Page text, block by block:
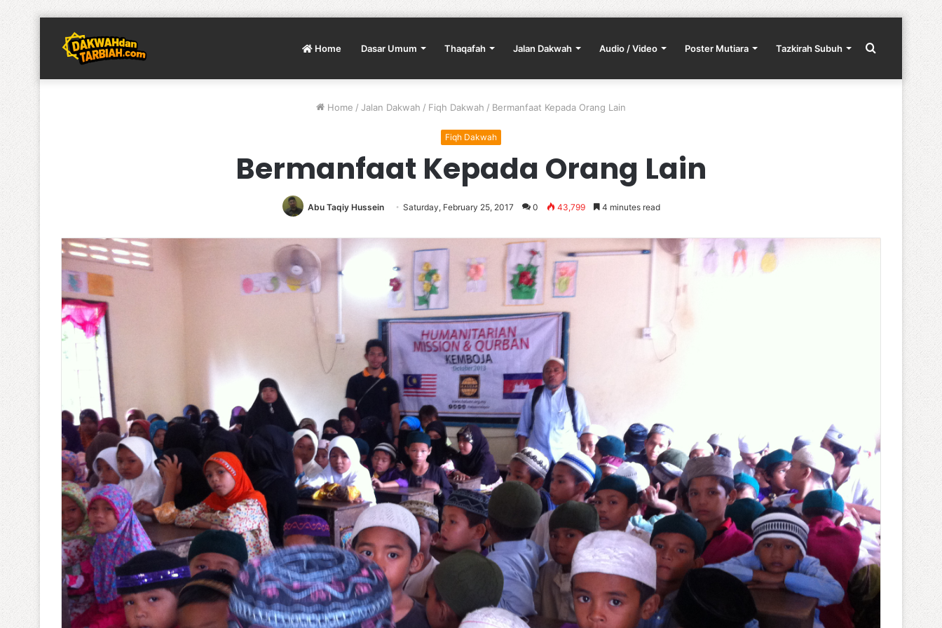
Home Dasar Umum Thaqafah Jalan Dakwah Audio / Video Poster Mutiara Tazkirah Subuh Search
Home / Jalan Dakwah / Fiqh Dakwah / Bermanfaat Kepada Orang Lain
Fiqh Dakwah
Bermanfaat Kepada Orang Lain
Abu Taqiy Hussein Saturday, February 25, 2017 0 43,799 4 minutes read